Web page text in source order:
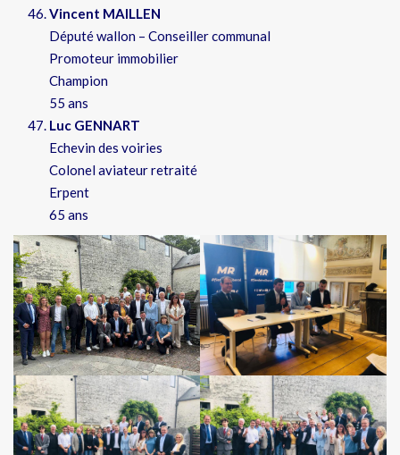
Vincent MAILLEN
Député wallon – Conseiller communal
Promoteur immobilier
Champion
55 ans
Luc GENNART
Echevin des voiries
Colonel aviateur retraité
Erpent
65 ans